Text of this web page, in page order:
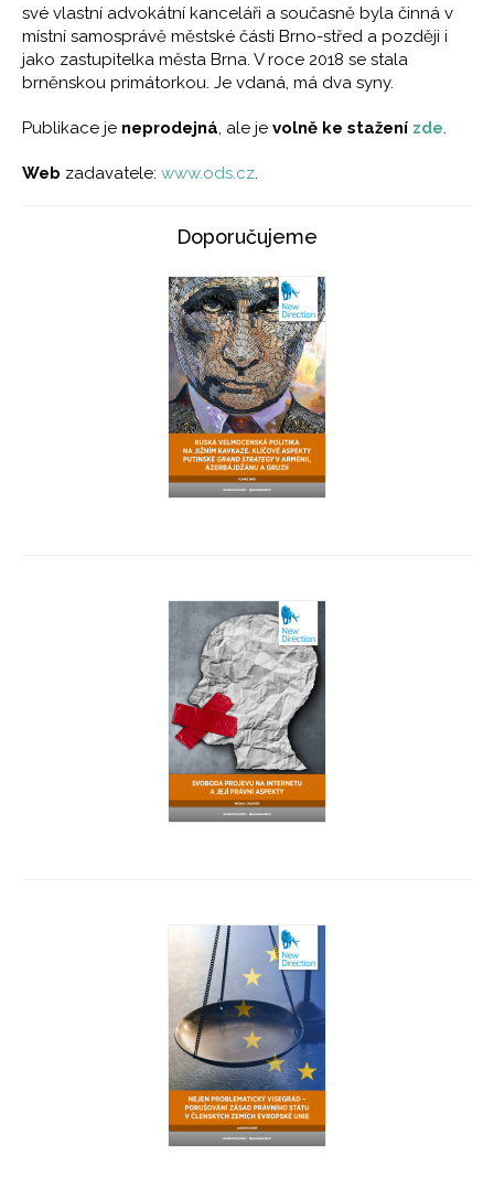
své vlastní advokátní kanceláři a současně byla činná v
místní samosprávě městské části Brno-střed a později i
jako zastupitelka města Brna. V roce 2018 se stala
brněnskou primátorkou. Je vdaná, má dva syny.
Publikace je neprodejná, ale je volně ke stažení zde.
Web zadavatele: www.ods.cz.
Doporučujeme